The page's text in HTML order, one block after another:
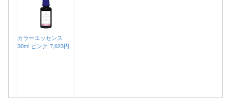
カラーエッセンス
30ml ピンク 7,623円